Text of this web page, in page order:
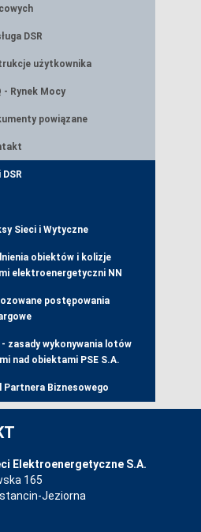
DSR
użytkownika
- Rynek Mocy
powiązane
DSR
Sieci i Wytyczne
obiektów i kolizje
elektroenergetyczni NN
postępowania
- zasady wykonywania lotów
nad obiektami PSE S.A.
Partnera Biznesowego
Elektroenergetyczne S.A.
165
Jeziorna